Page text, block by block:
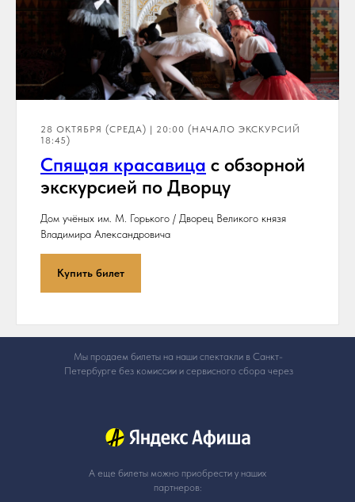
28 ОКТЯБРЯ (СРЕДА) | 20:00 (НАЧАЛО ЭКСКУРСИЙ
18:45)
Спящая красавица с обзорной
экскурсией по Дворцу
Дом учёных им. М. Горького / Дворец Великого князя
Владимира Александровича
Купить билет
Мы продаем билеты на наши спектакли в Санкт-
Петербурге без комиссии и сервисного сбора через
А еще билеты можно приобрести у наших
партнеров: